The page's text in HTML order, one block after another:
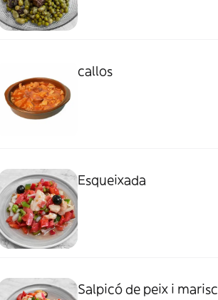
callos
Esqueixada
Salpicó de peix i marisc